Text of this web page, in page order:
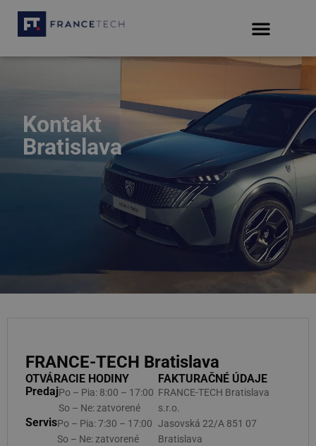
Kontakt
Bratislava
FRANCE-TECH Bratislava
OTVÁRACIE HODINY
PredajPo – Pia: 8:00 – 17:00
So – Ne: zatvorené
ServisPo – Pia: 7:30 – 17:00
So – Ne: zatvorené
FAKTURAČNÉ ÚDAJE
FRANCE-TECH Bratislava
s.r.o.
Jasovská 22/A 851 07
Bratislava